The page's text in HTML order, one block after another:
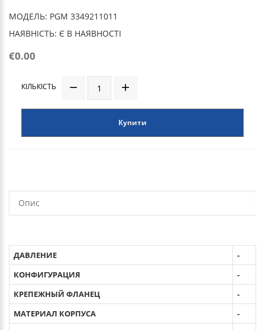
МОДЕЛЬ: PGM 3349211011
НАЯВНІСТЬ: Є В НАЯВНОСТІ
€0.00
КІЛЬКІСТЬ
Купити
Опис
ДАВЛЕНИЕ
-
КОНФИГУРАЦИЯ
-
КРЕПЕЖНЫЙ ФЛАНЕЦ
-
МАТЕРИАЛ КОРПУСА
-